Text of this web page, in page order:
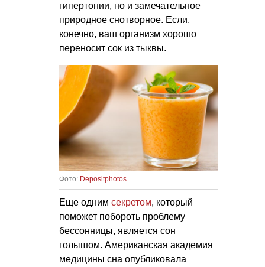
гипертонии, но и замечательное
природное снотворное. Если,
конечно, ваш организм хорошо
переносит сок из тыквы.
Фото: Depositphotos
Еще одним секретом, который
поможет побороть проблему
бессонницы, является сон
голышом. Американская академия
медицины сна опубликовала